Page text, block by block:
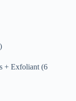
+ Exfoliant 6